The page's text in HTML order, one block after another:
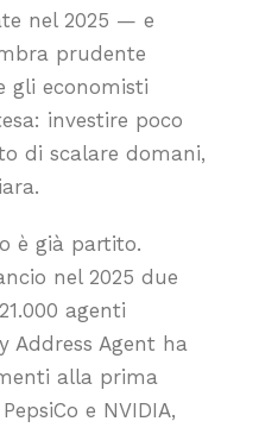
nel 2025 — e
prudente
gli economisti
investire poco
di scalare domani,
è già partito.
nel 2025 due
agenti
Address Agent ha
alla prima
e NVIDIA,